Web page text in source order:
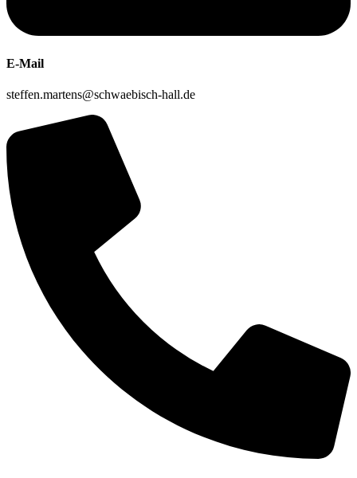
E-Mail
steffen.martens@schwaebisch-hall.de